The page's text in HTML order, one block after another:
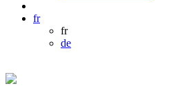
fr
fr
de